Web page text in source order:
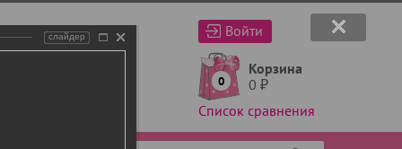
Войти
0
Корзина
0 ₽
Список сравнения
слайдер